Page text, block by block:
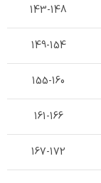
143-148
149-154
155-160
161-166
167-172